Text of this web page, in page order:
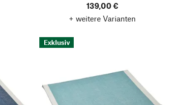
139,00 €
+ weitere Varianten
Exklusiv